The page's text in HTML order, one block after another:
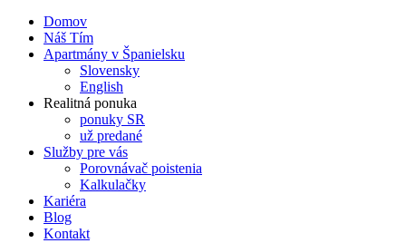
Domov
Náš Tím
Apartmány v Španielsku
Slovensky
English
Realitná ponuka
ponuky SR
už predané
Služby pre vás
Porovnávač poistenia
Kalkulačky
Kariéra
Blog
Kontakt